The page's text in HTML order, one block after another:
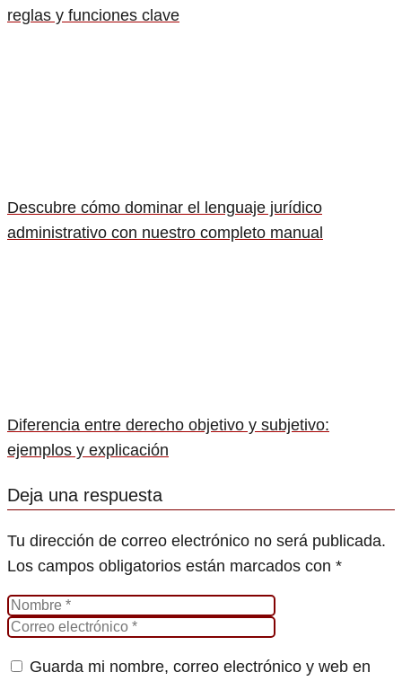
reglas y funciones clave
Descubre cómo dominar el lenguaje jurídico
administrativo con nuestro completo manual
Diferencia entre derecho objetivo y subjetivo:
ejemplos y explicación
Deja una respuesta
Tu dirección de correo electrónico no será publicada.
Los campos obligatorios están marcados con *
Guarda mi nombre, correo electrónico y web en